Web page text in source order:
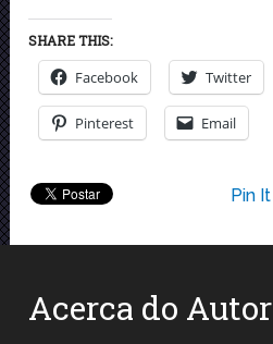
SHARE THIS:
Facebook Twitter
Pinterest Email
Pin It
Acerca do Autor